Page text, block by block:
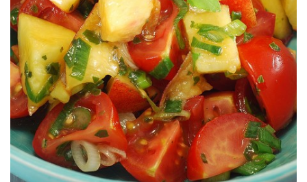
ENSALADA DE TOMATE & NECTARINA